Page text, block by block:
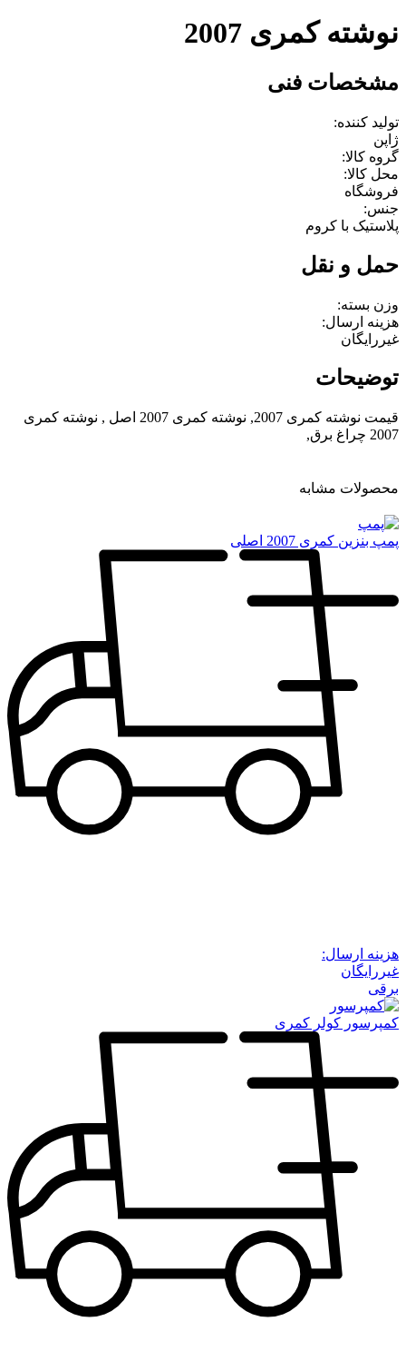
نوشته کمری 2007
مشخصات فنی
تولید کننده:
ژاپن
گروه کالا:
محل کالا:
فروشگاه
جنس:
پلاستیک با کروم
حمل و نقل
وزن بسته:
هزینه ارسال:
غیررایگان
توضیحات
قیمت نوشته کمری 2007, نوشته کمری 2007 اصل , نوشته کمری
2007 چراغ برق,
محصولات مشابه
پمپ بنزین کمری 2007 اصلی
هزینه ارسال:
غیررایگان
برقی
کمپرسور کولر کمری